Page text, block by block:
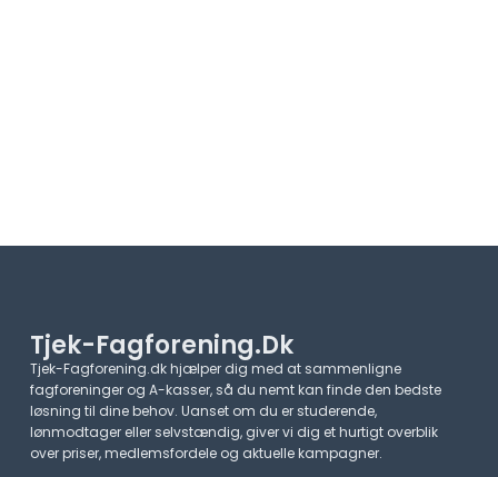
Tjek-Fagforening.dk
Tjek-Fagforening.dk hjælper dig med at sammenligne
fagforeninger og A-kasser, så du nemt kan finde den bedste
løsning til dine behov. Uanset om du er studerende,
lønmodtager eller selvstændig, giver vi dig et hurtigt overblik
over priser, medlemsfordele og aktuelle kampagner.​